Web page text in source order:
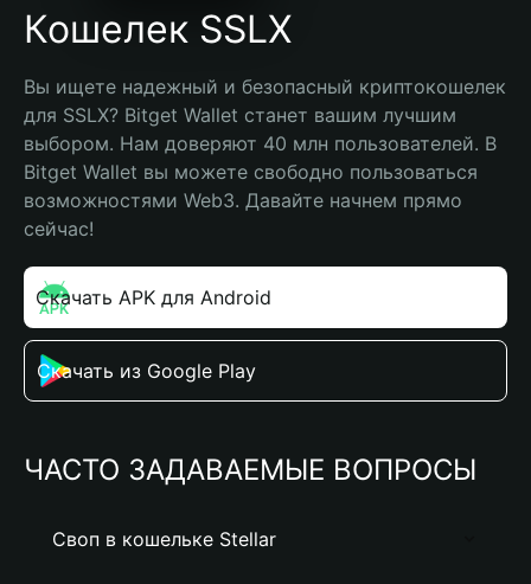
Кошелек SSLX
Вы ищете надежный и безопасный криптокошелек
для SSLX? Bitget Wallet станет вашим лучшим
выбором. Нам доверяют 40 млн пользователей. В
Bitget Wallet вы можете свободно пользоваться
возможностями Web3. Давайте начнем прямо
сейчас!
Скачать APK для Android
Скачать из Google Play
ЧАСТО ЗАДАВАЕМЫЕ ВОПРОСЫ
Своп в кошельке Stellar